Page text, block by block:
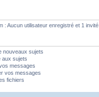
: Aucun utilisateur enregistré et 1 invité
nouveaux sujets
aux sujets
messages
vos messages
fichiers